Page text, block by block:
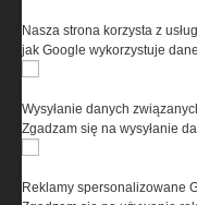
cookies oznacza, że
urządzeniu
dokonać zmiany
serwisu prosimy o
prywatności
oraz
Nasza strona korzysta z
jak Google wykorzystuje
Wysyłanie danych
Zgadzam się na wysyłanie
Reklamy spersonalizowane